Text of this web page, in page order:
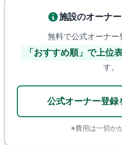
施設のオーナ
無料で公式オーナー
「おすすめ順」で上位
す。
公式オーナー登録
※費用は一切か